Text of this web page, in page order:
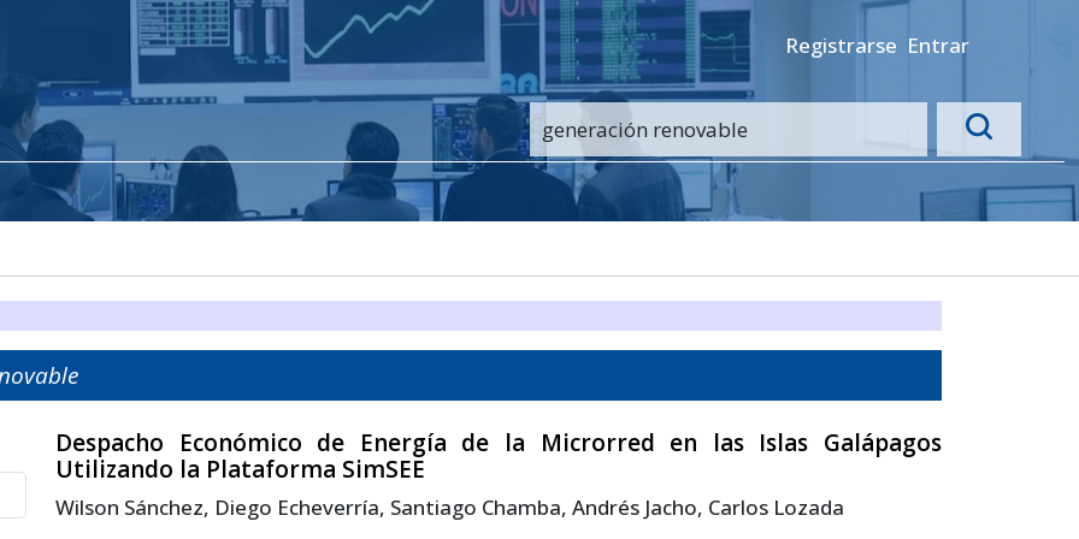
Registrarse Entrar
Despacho Económico de Energía de la Microrred en las Islas Galápagos
Utilizando la Plataforma SimSEE
Wilson Sánchez, Diego Echeverría, Santiago Chamba, Andrés Jacho, Carlos Lozada